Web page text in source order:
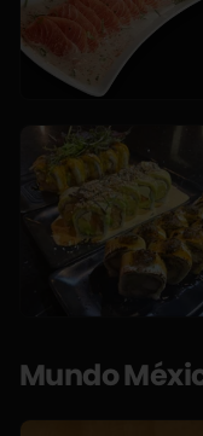
Mundo